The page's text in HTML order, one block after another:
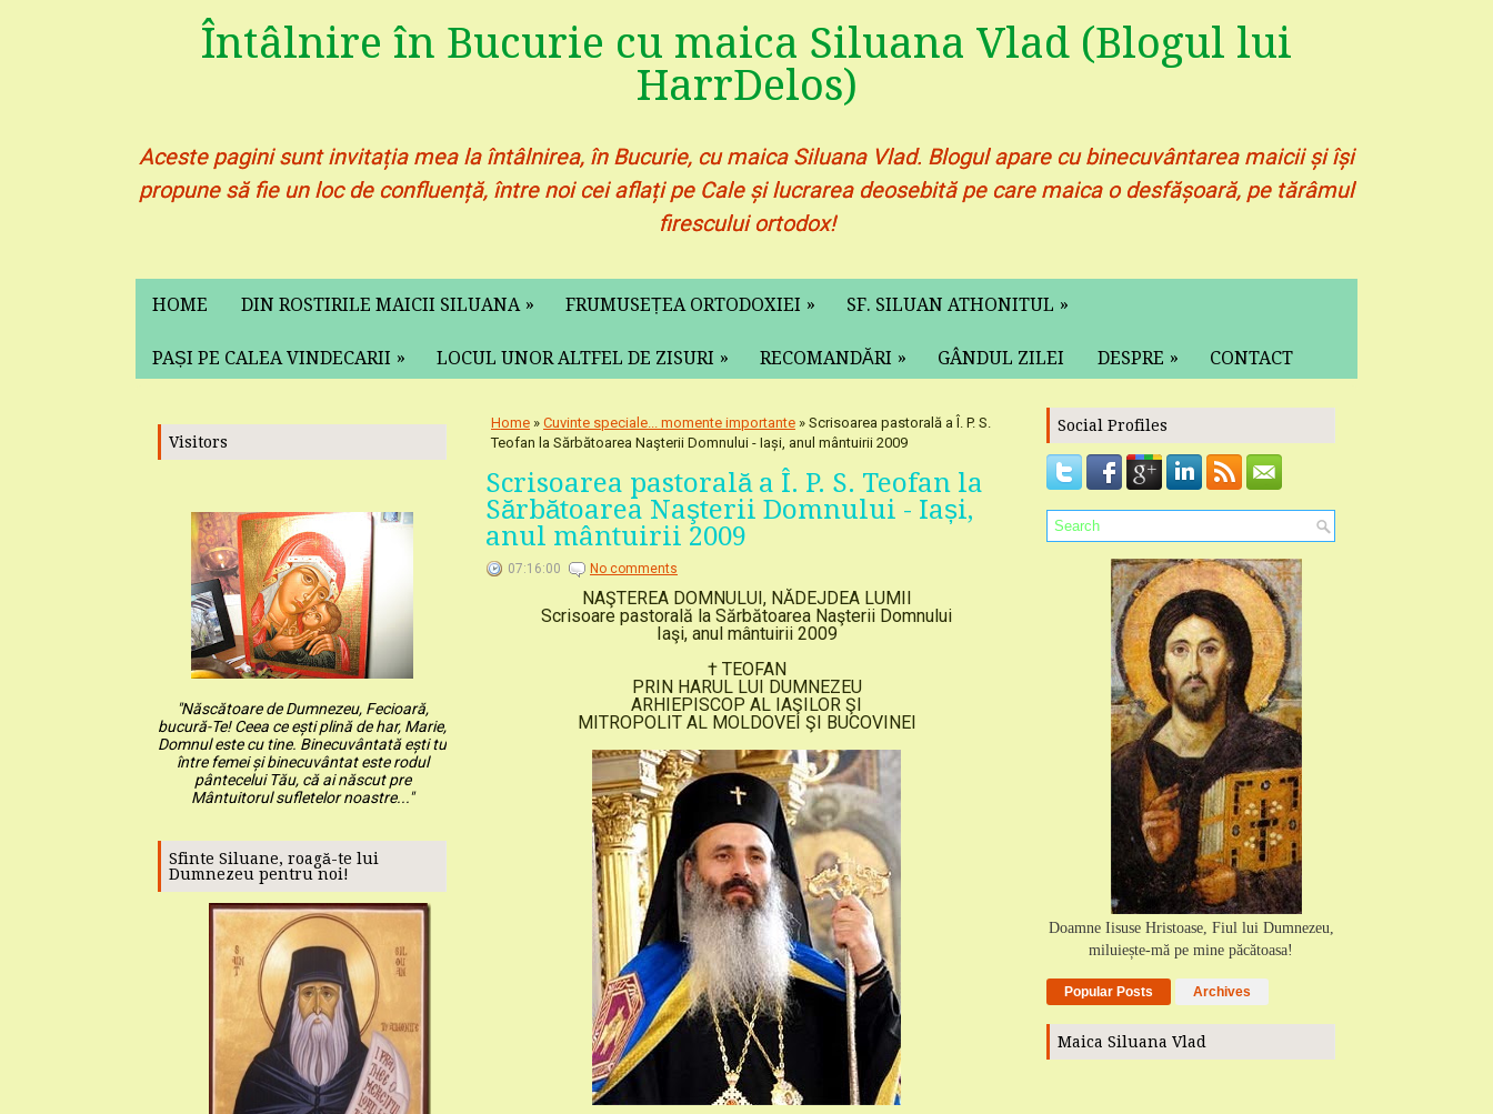
Întâlnire în Bucurie cu maica Siluana Vlad (Blogul lui
HarrDelos)
Aceste pagini sunt invitația mea la întâlnirea, în Bucurie, cu maica Siluana Vlad. Blogul apare cu binecuvântarea maicii și își
propune să fie un loc de confluență, între noi cei aflați pe Cale și lucrarea deosebită pe care maica o desfășoară, pe tărâmul
firescului ortodox!
HOME DIN ROSTIRILE MAICII SILUANA » FRUMUSEȚEA ORTODOXIEI » SF. SILUAN ATHONITUL »
PAȘI PE CALEA VINDECARII » LOCUL UNOR ALTFEL DE ZISURI » RECOMANDĂRI » GÂNDUL ZILEI DESPRE » CONTACT
Visitors
"Născătoare de Dumnezeu, Fecioară,
bucură-Te! Ceea ce ești plină de har, Marie,
Domnul este cu tine. Binecuvântată ești tu
între femei și binecuvântat este rodul
pântecelui Tău, că ai născut pre
Mântuitorul sufletelor noastre..."
Sfinte Siluane, roagă-te lui
Dumnezeu pentru noi!
Home » Cuvinte speciale... momente importante » Scrisoarea pastorală a Î. P. S.
Teofan la Sărbătoarea Naşterii Domnului - Iași, anul mântuirii 2009
Scrisoarea pastorală a Î. P. S. Teofan la
Sărbătoarea Naşterii Domnului - Iași,
anul mântuirii 2009
07:16:00 No comments
NAŞTEREA DOMNULUI, NĂDEJDEA LUMII
Scrisoare pastorală la Sărbătoarea Naşterii Domnului
Iaşi, anul mântuirii 2009
† TEOFAN
PRIN HARUL LUI DUMNEZEU
ARHIEPISCOP AL IAŞILOR ŞI
MITROPOLIT AL MOLDOVEI ŞI BUCOVINEI
Social Profiles
Doamne Iisuse Hristoase, Fiul lui Dumnezeu,
miluiește-mă pe mine păcătoasa!
Popular Posts Archives
Maica Siluana Vlad